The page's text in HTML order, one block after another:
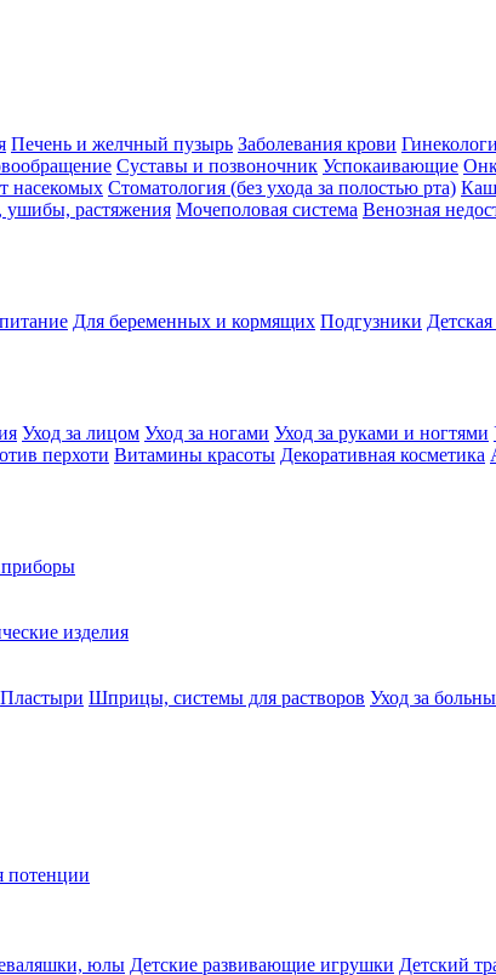
Печень и желчный пузырь Заболевания крови
Суставы и позвоночник Успокаивающие
насекомых Стоматология (без ухода за полостью рта)
ушибы, растяжения Мочеполовая система Венозная
Для беременных и кормящих Подгузники
Уход за лицом Уход за ногами Уход за руками и ногтями
перхоти Витамины красоты Декоративная косметика
изделия
Пластыри Шприцы, системы для растворов Уход за
потенции
юлы Детские развивающие игрушки Детский